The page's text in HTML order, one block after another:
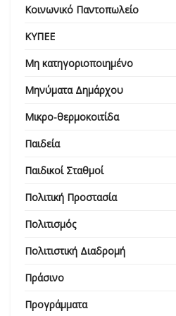
Κοινωνικό Παντοπωλείο
ΚΥΠΕΕ
Μη κατηγοριοποιημένο
Μηνύματα Δημάρχου
Μικρο-θερμοκοιτίδα
Παιδεία
Παιδικοί Σταθμοί
Πολιτική Προστασία
Πολιτισμός
Πολιτιστική Διαδρομή
Πράσινο
Προγράμματα